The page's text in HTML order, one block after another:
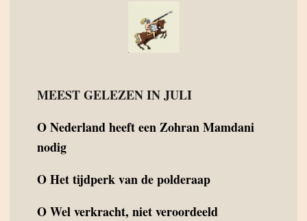
MEEST GELEZEN IN JULI
ONederland heeft een Zohran Mamdani
nodig
OHet tijdperk van de polderaap
OWel verkracht, niet veroordeeld